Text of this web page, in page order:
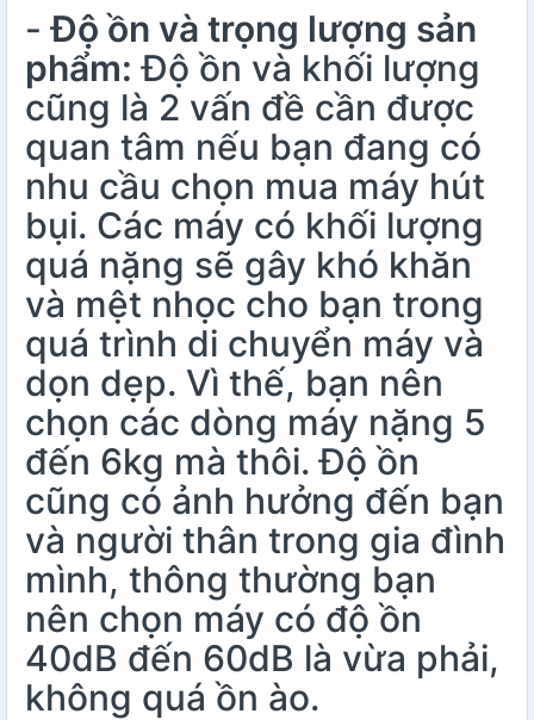
-Độ ồn và trọng lượng sản
phẩm: Độ ồn và khối lượng
cũng là 2 vấn đề cần được
quan tâm nếu bạn đang có
nhu cầu chọn mua máy hút
bụi. Các máy có khối lượng
quá nặng sẽ gây khó khăn
và mệt nhọc cho bạn trong
quá trình di chuyển máy và
dọn dẹp. Vì thế, bạn nên
chọn các dòng máy nặng 5
đến 6kg mà thôi. Độ ồn
cũng có ảnh hưởng đến bạn
và người thân trong gia đình
mình, thông thường bạn
nên chọn máy có độ ồn
40dB đến 60dB là vừa phải,
không quá ồn ào.